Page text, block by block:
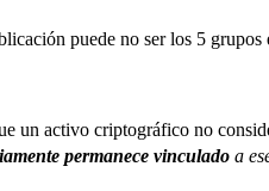
puede no ser los 5 grupos
un activo criptográfico no
permanece vinculado a